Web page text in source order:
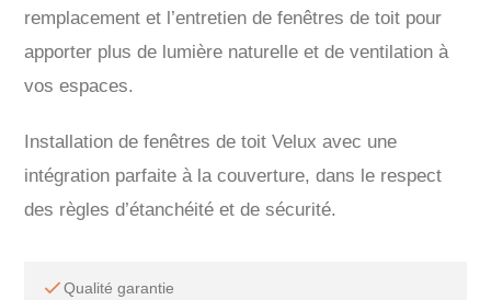
remplacement et l’entretien de fenêtres de toit pour
apporter plus de lumière naturelle et de ventilation à
vos espaces.
Installation de fenêtres de toit Velux avec une
intégration parfaite à la couverture, dans le respect
des règles d’étanchéité et de sécurité.
Qualité garantie